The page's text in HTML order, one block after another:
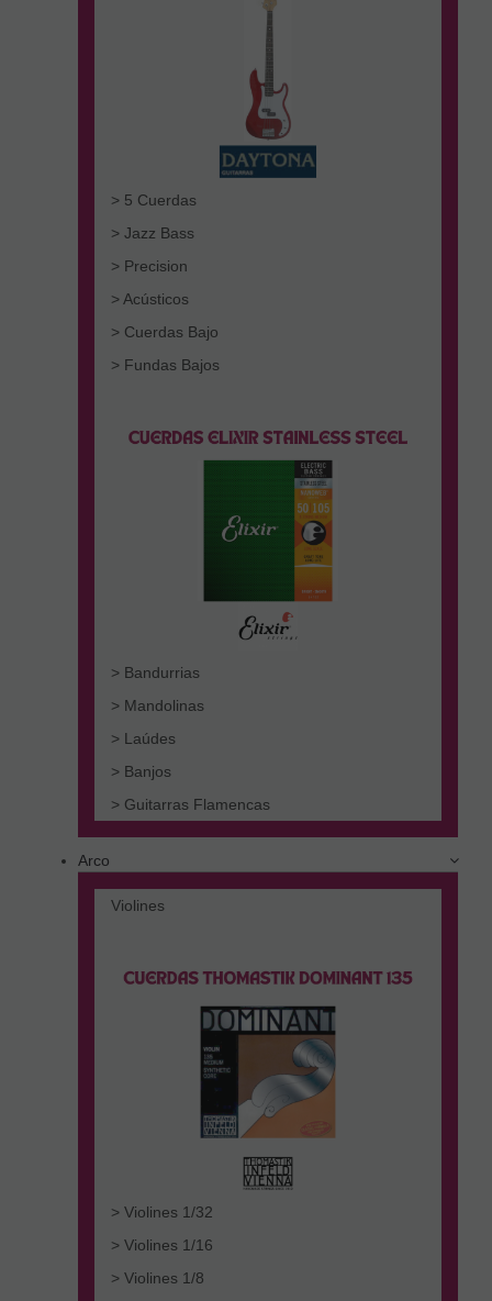
> 5 Cuerdas
> Jazz Bass
> Precision
> Acústicos
> Cuerdas Bajo
> Fundas Bajos
> Bandurrias
> Mandolinas
> Laúdes
> Banjos
> Guitarras Flamencas
Arco
Violines
> Violines 1/32
> Violines 1/16
> Violines 1/8